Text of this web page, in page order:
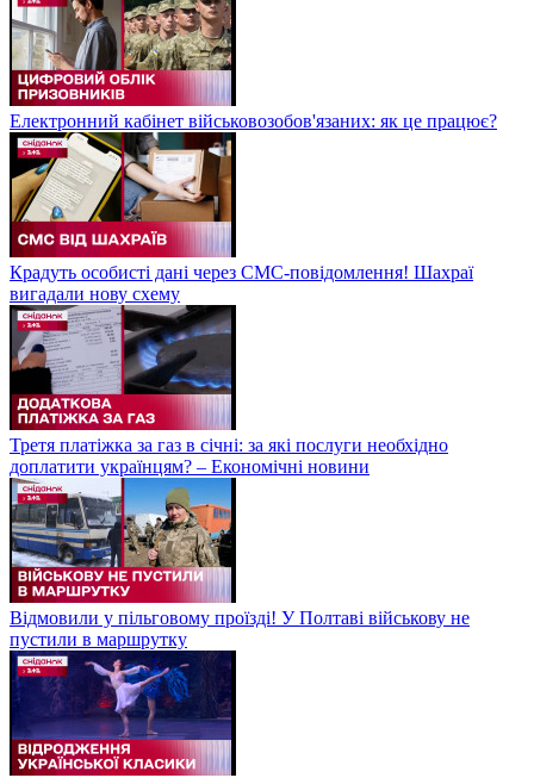
Електронний кабінет військовозобов'язаних: як це працює?
Крадуть особисті дані через СМС-повідомлення! Шахраї
вигадали нову схему
Третя платіжка за газ в січні: за які послуги необхідно
доплатити українцям? – Економічні новини
Відмовили у пільговому проїзді! У Полтаві військову не
пустили в маршрутку